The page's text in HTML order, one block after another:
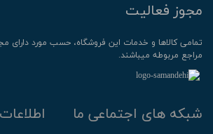
مجوز فعالیت
تمامی كالاها و خدمات این فروشگاه، حسب مورد دارای
مراجع مربوطه میباشند.
شبکه های اجتماعی ما اطلاعات